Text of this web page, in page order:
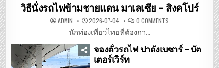
in
วิธีนั่งรถไฟข้ามชายแดน มาเลเซีย – สิงคโปร์
ADMIN 2026-07-04 0 COMMENTS
ชายแดน
มาเลเซีย
นักท่องเที่ยวไทยที่ต้องกา...
จองตั๋วรถไฟ ปาดังเบซาร์ – บัต
เตอร์เวิร์ท